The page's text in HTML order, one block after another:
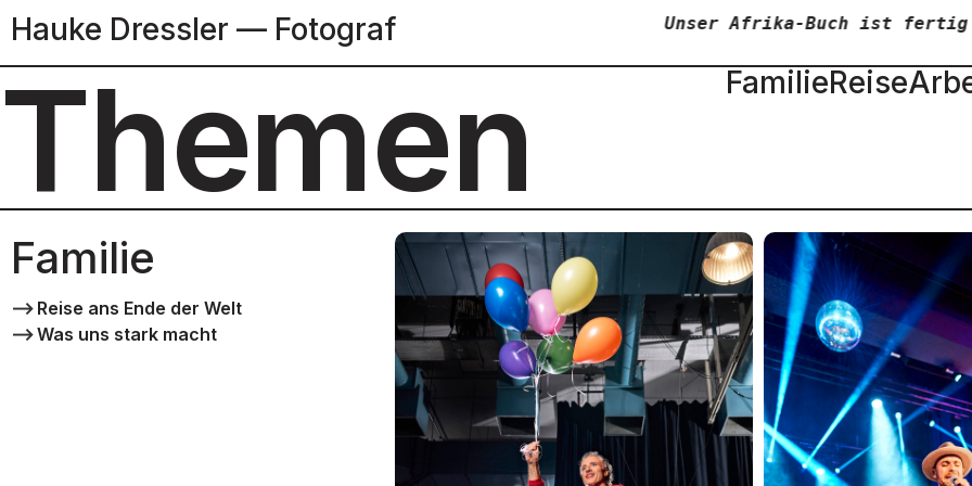
Hauke Dressler — Fotograf Unser Afrika-Buch ist fertig+++
Themen FamilieReise
Familie
⟶ Reise ans Ende der Welt
⟶Was uns stark macht